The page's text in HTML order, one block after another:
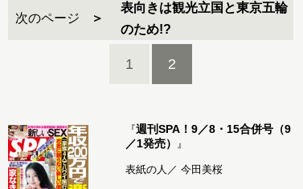
次のページ
表向きは観光立国と東京五輪
のため!?
1 2
『週刊SPA！9／8・15合併号（9
／1発売） 』
表紙の人／ 今田美桜